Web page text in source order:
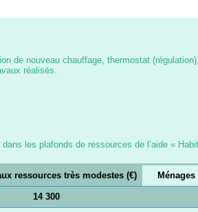
de nouveau chauffage, thermostat
réalisés.
les plafonds de ressources de l’aide «
ressources très modestes (€)
14 300